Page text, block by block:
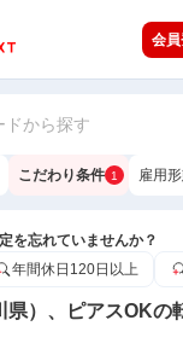
会
ドから探す
こだわり条件 1 雇用
を忘れていませんか？
年間休日120日以上
県）、ピアスOKの